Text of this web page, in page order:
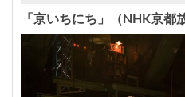
「京いちにち」（NHK京都